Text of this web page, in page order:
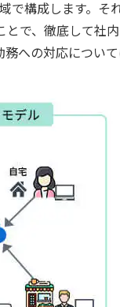
で構成します。そ
で、徹底して社
への対応について